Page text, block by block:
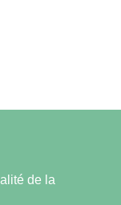
de la